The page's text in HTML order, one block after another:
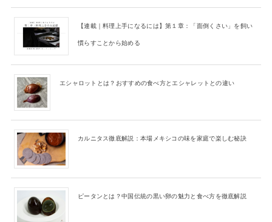
【連載｜料理上手になるには】第１章：「面倒くさい」を飼い
慣らすことから始める
エシャロットとは？おすすめの食べ方とエシャレットとの違い
カルニタス徹底解説：本場メキシコの味を家庭で楽しむ秘訣
ピータンとは？中国伝統の黒い卵の魅力と食べ方を徹底解説